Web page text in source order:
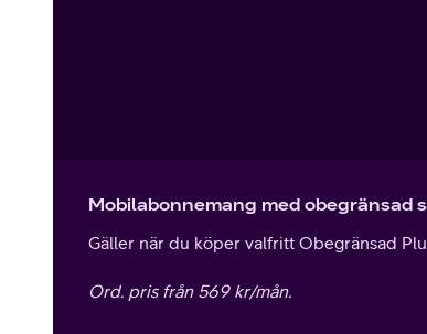
Mobilabonnemang med obegränsad
Gäller när du köper valfritt Obegränsad
Ord. pris från 569 kr/mån.